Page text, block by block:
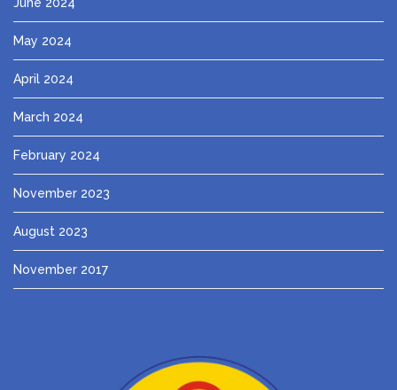
May 2024
April 2024
March 2024
February 2024
November 2023
August 2023
November 2017